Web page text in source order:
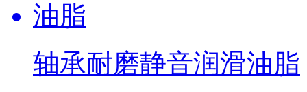
轴承耐磨静音润滑油脂